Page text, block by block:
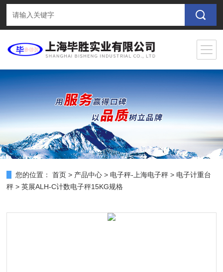
您的位置： 首页 > 产品中心 > 电子秤-上海电子秤 > 电子计重台
秤 > 英展ALH-C计数电子秤15KG规格